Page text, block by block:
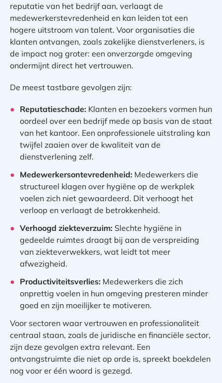
reputatie van het bedrijf aan, verlaagt de
medewerkerstevredenheid en kan leiden tot een
hogere uitstroom van talent. Voor organisaties die
klanten ontvangen, zoals zakelijke dienstverleners, is
de impact nog groter: een onverzorgde omgeving
ondermijnt direct het vertrouwen.
De meest tastbare gevolgen zijn:
Reputatieschade: Klanten en bezoekers vormen hun
oordeel over een bedrijf mede op basis van de staat
van het kantoor. Een onprofessionele uitstraling kan
twijfel zaaien over de kwaliteit van de
dienstverlening zelf.
Medewerkersontevredenheid: Medewerkers die
structureel klagen over hygiëne op de werkplek
voelen zich niet gewaardeerd. Dit verhoogt het
verloop en verlaagt de betrokkenheid.
Verhoogd ziekteverzuim: Slechte hygiëne in
gedeelde ruimtes draagt bij aan de verspreiding
van ziekteverwekkers, wat leidt tot meer
afwezigheid.
Productiviteitsverlies: Medewerkers die zich
onprettig voelen in hun omgeving presteren minder
goed en zijn moeilijker te motiveren.
Voor sectoren waar vertrouwen en professionaliteit
centraal staan, zoals de juridische en financiële sector,
zijn deze gevolgen extra relevant. Een
ontvangstruimte die niet op orde is, spreekt boekdelen
nog voor er één woord is gezegd.